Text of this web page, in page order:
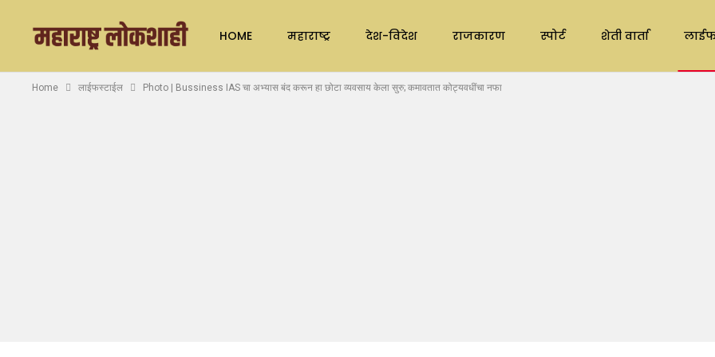
HOME महाराष्ट्र देश-विदेश राजकारण स्पोर्ट शेती वार्ता
Home लाईफस्टाईल Photo | Bussiness IAS चा अभ्यास बंद करून हा छोटा व्यवसाय केला सुरु; कमावतात कोट्यवधींचा नफा